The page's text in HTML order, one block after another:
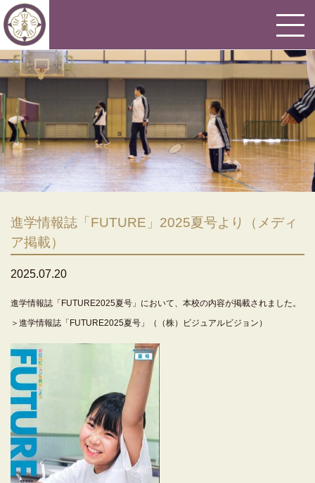
進学情報誌「FUTURE」2025夏号より（メディ
ア掲載）
2025.07.20
進学情報誌「FUTURE2025夏号」において、本校の内容が掲載されました。
＞進学情報誌「FUTURE2025夏号」（（株）ビジュアルビジョン）